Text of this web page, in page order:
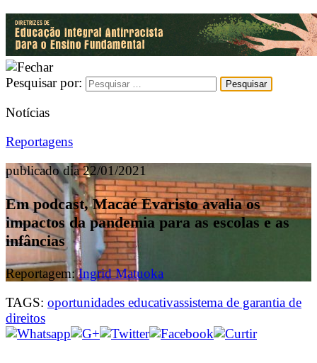
Pesquisar por:
Notícias
Reportagens
publicado dia 22/01/2021
Em podcast, Macaé Evaristo avalia os
impactos da pandemia para as escolas e as
infâncias
Reportagem:Ingrid Matuoka
TAGS: oportunidades educativassistema de garantia de
direitos